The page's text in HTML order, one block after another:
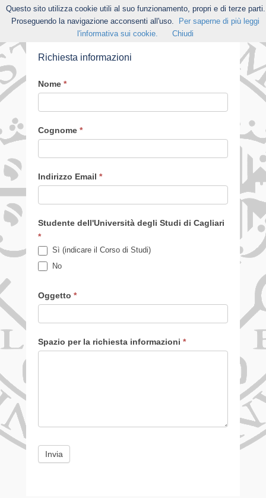
Richiesta informazioni
Nome *
Cognome *
Indirizzo Email *
Studente dell'Università degli Studi di Cagliari
*
Sì (indicare il Corso di Studi)
No
Oggetto *
Spazio per la richiesta informazioni *
Questo sito utilizza cookie utili al suo funzionamento, propri e di terze parti.
Proseguendo la navigazione acconsenti all'uso.
Per saperne di più leggi
l'informativa sui cookie.
Chiudi